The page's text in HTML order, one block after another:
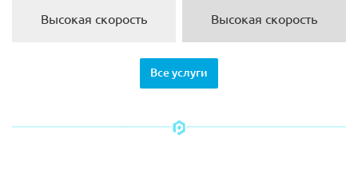
Высокая скорость
Высокая скорость
Все услуги